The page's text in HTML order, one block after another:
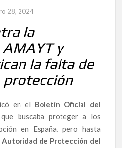
28, 2024
la
y
la falta de
protección
en el Boletín Oficial del
buscaba proteger a los
en España, pero hasta
Autoridad de Protección del